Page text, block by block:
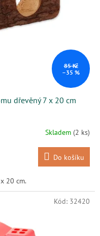
85 Kč
–35 %
dřevěný 7 x 20 cm
Skladem (2 ks)
Do košíku
20 cm.
Kód: 32420